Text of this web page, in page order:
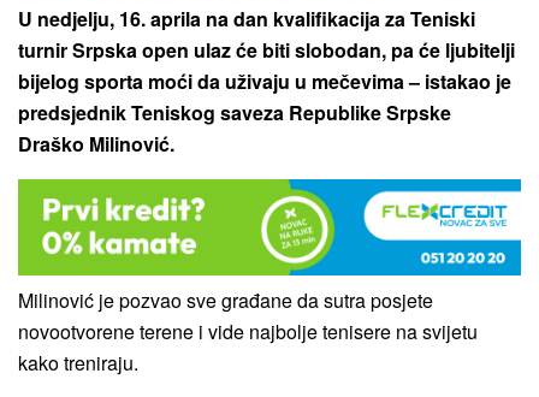
U nedjelju, 16. aprila na dan kvalifikacija za Teniski
turnir Srpska open ulaz će biti slobodan, pa će ljubitelji
bijelog sporta moći da uživaju u mečevima – istakao je
predsjednik Teniskog saveza Republike Srpske
Draško Milinović.
Milinović je pozvao sve građane da sutra posjete
novootvorene terene i vide najbolje tenisere na svijetu
kako treniraju.